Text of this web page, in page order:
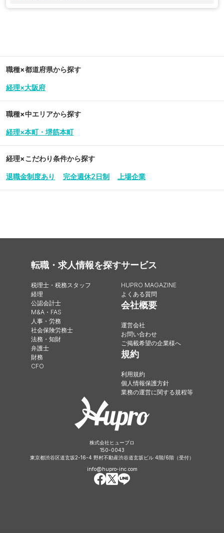
職種×都道府県から探す
経理×大阪府
職種×中エリアから探す
経理×本町・堺筋本町
経理×こだわり条件から探す
退職金制度あり 完全週休2日制 上場企業
転職・求人情報を探す
税理士・税務スタッフ
経理
公認会計士
M&A・FAS
人事・労務
社会保険労務士
法務・知財
弁護士
財務
CFO
サービス
HUPRO MAGAZINE
よくある質問
会社概要
運営会社
お問い合わせ
ご掲載希望の企業様へ
規約
利用規約
個人情報保護方針
業務の運営に関する規程等
株式会社ヒュープロ
150-0043
東京都渋谷区道玄坂2-16-4 野村不動産渋谷道玄坂ビル 4階/6階（受付）
info@hupro-inc.com